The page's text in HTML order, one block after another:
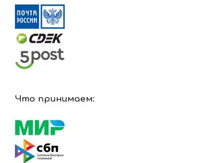
Что принимаем: